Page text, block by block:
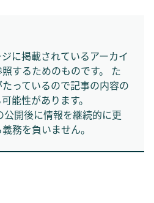
に掲載されているアーカイ
するためのものです。 た
っているので記事の内容の
能性があります。
開後に情報を継続的に更
務を負いません。